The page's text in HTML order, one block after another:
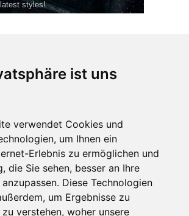
ist uns
verwendet Cookies und
um Ihnen ein
Erlebnis zu ermöglichen und
die Sie sehen, besser an Ihre
Diese Technologien
um Ergebnisse zu
zu verstehen, woher unsere
styles!
The Celebrity Post.
| Cookies Policy( Einstellungen ändern